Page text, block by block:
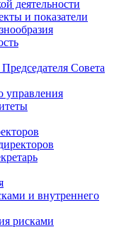
деятельности
и показатели
Совета
управления
и внутреннего
рисками